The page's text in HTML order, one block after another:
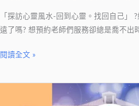
「探訪心靈風水-回到心靈。找回自己」
遠了嗎? 想預約老師們服務卻總是喬不出
所
閱讀全文 »